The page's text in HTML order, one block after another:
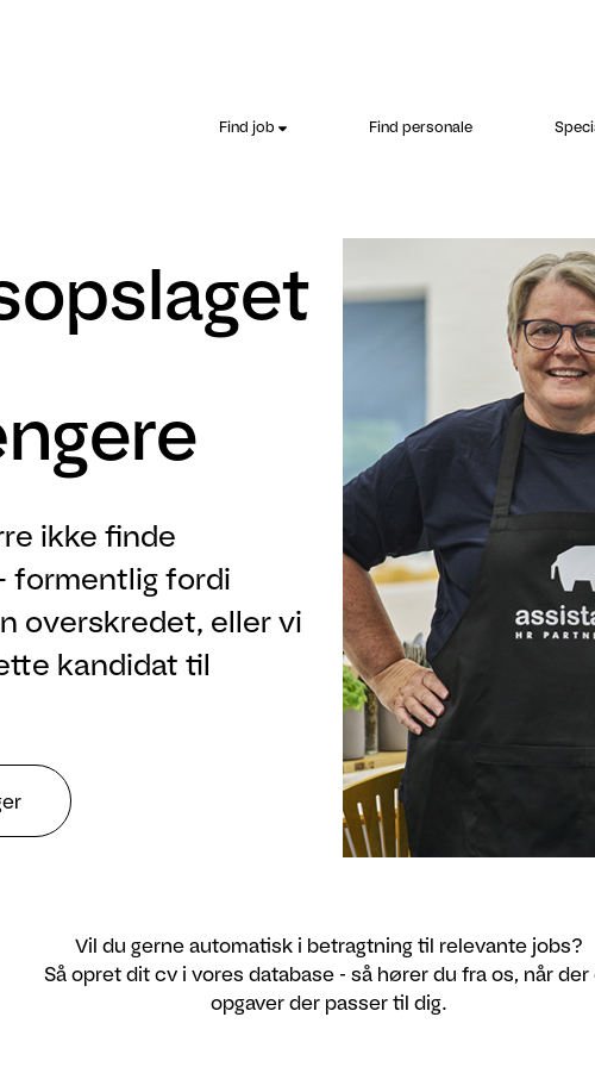
Find job Find personale
ikke finde
formentlig fordi
overskredet, eller vi
kandidat til
Vil du gerne automatisk i betragtning til relevante jobs?
Så opret dit cv i vores database - så hører du fra os, når der
opgaver der passer til dig.